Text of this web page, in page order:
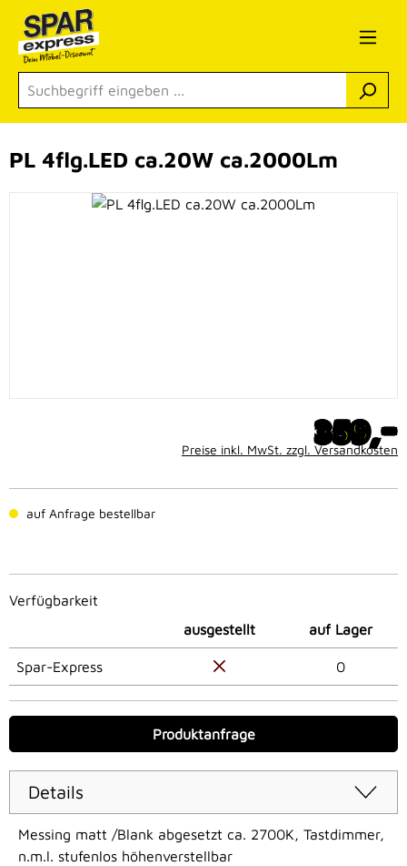
Zum Hauptinhalt springen
Bildergalerie überspringen
PL 4flg.LED ca.20W ca.2000Lm
359,-
Preise inkl. MwSt. zzgl. Versandkosten
auf Anfrage bestellbar
Verfügbarkeit
ausgestellt
auf Lager
Spar-Express 0
Produktanfrage
Details
Messing matt /Blank abgesetzt ca. 2700K, Tastdimmer,
n.m.l. stufenlos höhenverstellbar